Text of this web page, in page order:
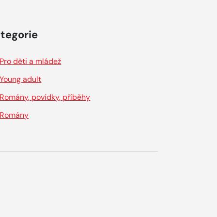
Pro děti a mládež
Young adult
Romány, povídky, příběhy
Romány